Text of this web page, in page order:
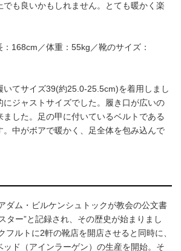
でも良いかもしれません。とても暖かく楽
168cm／体重：55kg／靴のサイズ：
いてサイズ39(約25.0-25.5cm)を着用しまし
にジャストサイズでした。履き口が広いの
ました。足の甲に付いているベルトである
。中がボアで暖かく、足全体を包み込んで
ダム・ビルケンシュトックが教会の公文書
ター”と記録され、その歴史が始まりまし
フルトに2軒の靴店を開店させると同時に、
ド（アインラーゲン）の生産を開始。そ